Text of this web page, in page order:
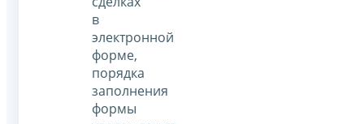
в
электронной
форме,
порядка
заполнения
формы